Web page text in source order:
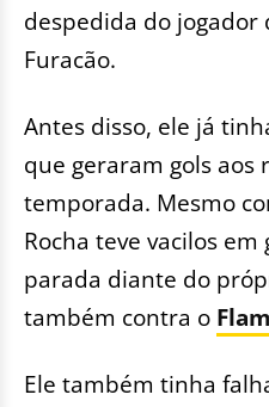
despedida do
Furacão.
Antes disso, ele já
que geraram gols aos
temporada. Mesmo
Rocha teve vacilos
parada diante do
também contra o
Ele também tinha